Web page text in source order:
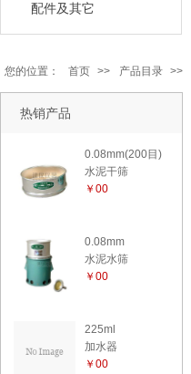
配件及其它
您的位置： 首页 >> 产品目录 >>
热销产品
0.08mm(200目)
水泥干筛
￥00
0.08mm
水泥水筛
￥00
225ml
加水器
￥00